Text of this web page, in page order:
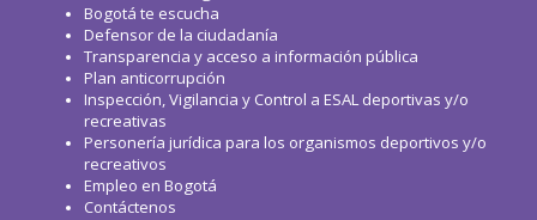
Bogotá te escucha
Defensor de la ciudadanía
Transparencia y acceso a información pública
Plan anticorrupción
Inspección, Vigilancia y Control a ESAL deportivas y/o
recreativas
Personería jurídica para los organismos deportivos y/o
recreativos
Empleo en Bogotá
Contáctenos